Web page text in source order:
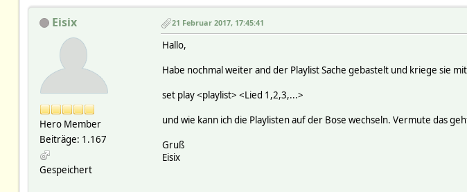
Eisix
Hero Member
Beiträge: 1.167
Gespeichert
21 Februar 2017, 17:45:41
Hallo,
Habe nochmal weiter and der Playlist Sache gebastelt und kriege sie
set play <playlist> <Lied 1,2,3,...>
und wie kann ich die Playlisten auf der Bose wechseln. Vermute das
Gruß
Eisix